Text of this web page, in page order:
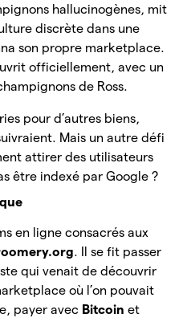
hallucinogènes, mit
discrète dans une
son propre marketplace.
officiellement, avec un
de Ross.
pour d’autres biens,
Mais un autre défi
attirer des utilisateurs
être indexé par Google ?
en ligne consacrés aux
. Il se fit passer
qui venait de découvrir
où l’on pouvait
payer avec Bitcoin et